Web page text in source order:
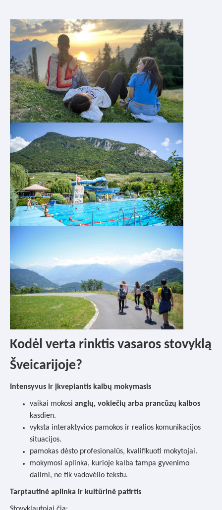
Kodėl verta rinktis vasaros stovyklą
Šveicarijoje?
Intensyvus ir įkvepiantis kalbų mokymasis
vaikai mokosi anglų, vokiečių arba prancūzų kalbos
kasdien.
vyksta interaktyvios pamokos ir realios komunikacijos
situacijos.
pamokas dėsto profesionalūs, kvalifikuoti mokytojai.
mokymosi aplinka, kurioje kalba tampa gyvenimo
dalimi, ne tik vadovėlio tekstu.
Tarptautinė aplinka ir kultūrinė patirtis